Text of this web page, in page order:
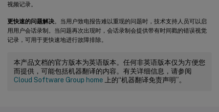
视频记录。
更快速的问题解决。当用户致电报告难以重现的问题时，技术支持人员可以启
用用户会话录制。当问题再次出现时，会话录制会提供带有时间戳的错误视觉
记录，可用于更快速地进行故障排除。
本产品文档的官方版本为英语版本。任何非英语版本仅为方便您
而提供，可能包括机器翻译的内容。有关详细信息，请参阅
Cloud Software Group home 上的“机器翻译免责声明”。